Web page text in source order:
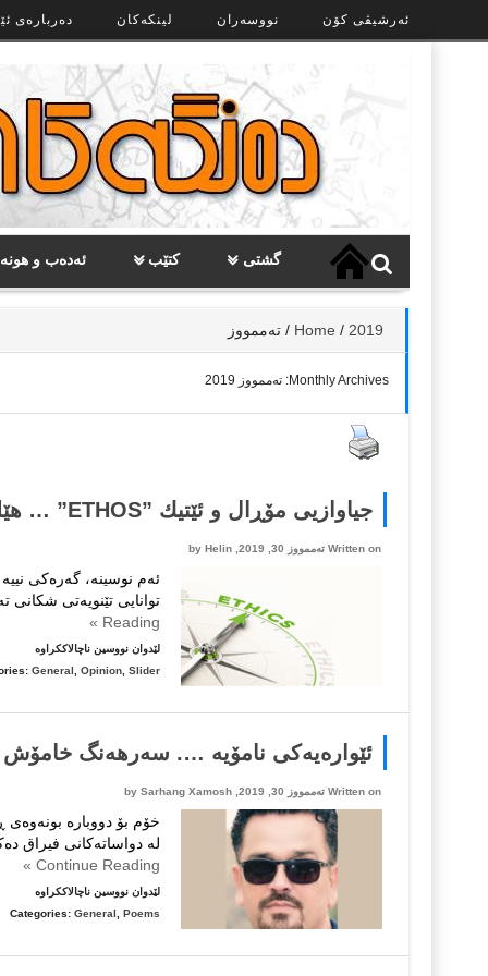
ئەرشیڤی کۆن نووسەران لینکەکان دەربارەی
گشتی کتێب ئەدەب و
Home / 2019
/ تەممووز
Monthly Archives: تەممووز 2019
جیاوازیی مۆڕال و ئێتیك ”ETHOS” … هێلین
Written on تەممووز 30, 2019, by Helin
ئەم نوسینە، گەرەكی
توانایی تێنویەتی
Reading »
لێدوان نووسین ناچالاککراوەلە
و
General Opinion Slider
ئێوارەیەکی نامۆیە …. سەرهەنگ خامۆش
Written on تەممووز 30, 2019, by Sarhang Xamosh
خۆم بۆ دووبارە
لە دواساتەکانی فیراق
Continue Reading »
لێدوان نووسین ناچالاککراوەلە
….
Categories: General Poems